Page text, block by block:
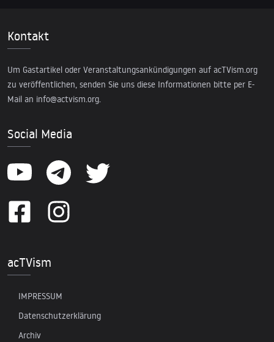
Kontakt
Um Gastartikel oder Veranstaltungsankündigungen auf acTVism.org
zu veröffentlichen, senden Sie uns diese Informationen bitte per E-
Mail an info@actvism.org.
Social Media
acTVism
IMPRESSUM
Datenschutzerklärung
Archiv